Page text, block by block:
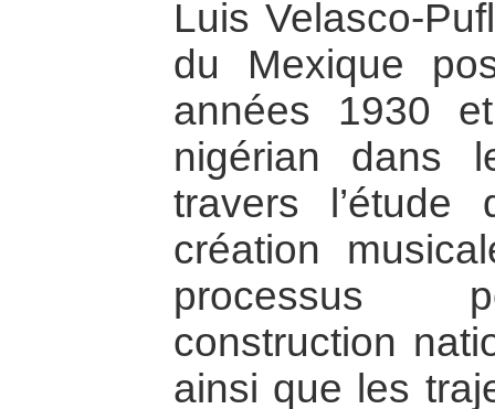
Luis Velasco-
du Mexique
années 1930
nigérian dans
travers l’étude
création
processus
construction
ainsi que les